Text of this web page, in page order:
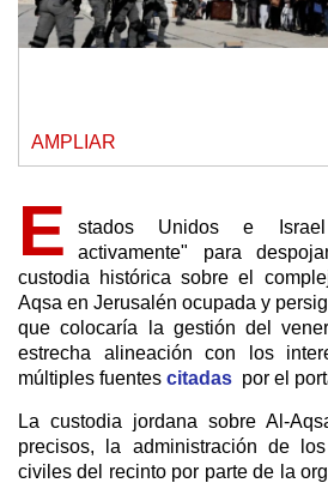
AMPLIAR
E
stados Unidos e
activamente" para
custodia histórica sobre el
Aqsa en Jerusalén ocupada y
que colocaría la gestión del
estrecha alineación con los
múltiples fuentes citadas por el
La custodia jordana sobre Al-
precisos, la administración de
civiles del recinto por parte de la